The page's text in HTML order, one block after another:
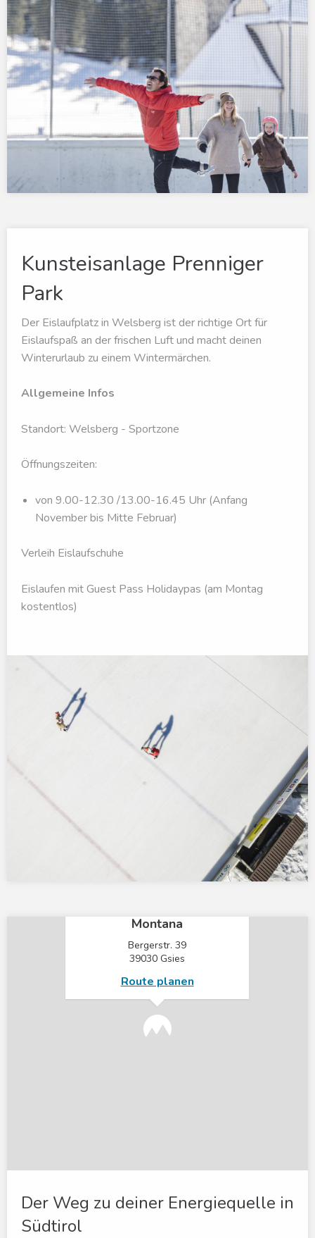
Kunsteisanlage Prenniger
Park
Der Eislaufplatz in Welsberg ist der richtige Ort für
Eislaufspaß an der frischen Luft und macht deinen
Winterurlaub zu einem Wintermärchen.
Allgemeine Infos
Standort: Welsberg - Sportzone
Öffnungszeiten:
von 9.00-12.30 /13.00-16.45 Uhr (Anfang
November bis Mitte Februar)
Verleih Eislaufschuhe
Eislaufen mit Guest Pass Holidaypas (am Montag
kostentlos)
Montana
Bergerstr. 39
39030 Gsies
Route planen
Der Weg zu deiner Energiequelle in
Südtirol